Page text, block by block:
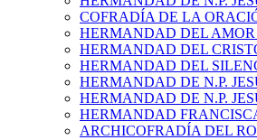
COFRADÍA DE LA
HERMANDAD DEL AMOR
HERMANDAD DEL
HERMANDAD DEL
HERMANDAD DE N.P.
HERMANDAD DE N.P.
HERMANDAD
ARCHICOFRADÍA DEL